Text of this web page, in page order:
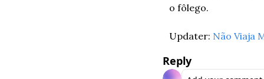
o fôlego.
Updater: Não Viaja
Reply